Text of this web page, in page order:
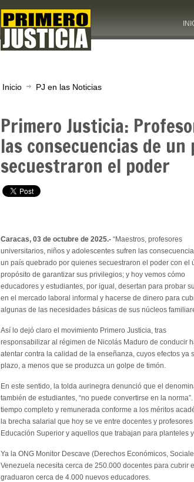
Inicio PJ en las Noticias
Primero Justicia:
las consecuencias de
secuestraron el poder
Caracas, 03 de octubre de 2025.- “Maestros, profesores
universitarios, niños y adolescentes sufren las
un país quebrado por quienes secuestraron el poder con el
propósito de garantizar sus privilegios; y hoy vemos cómo
educadores y estudiantes, por igual, desertan para probar
en el mercado laboral informal y hacerse de dinero para
algunas de las necesidades básicas de sus núcleos
Así lo dejó claro el movimiento Primero Justicia, tras
responsabilizar al régimen de Nicolás Maduro de conducir
atentar contra la calidad de la enseñanza, cuyos efectos
plazo, a menos que se produzca un golpe de timón.
En este sentido, la tolda aurinegra denunció que el
también de estudiantes, “no puede convertirse en la
tiempo completo y remunerada conforme a los méritos
la brecha salarial que hoy se ve entre docentes y
Educación Superior y aquellos que trabajan para planteles
Ya la ONG Monitor Descave (Derechos Económicos,
Venezuela necesita cerca de 250.000 docentes para cubrir
graduaron cerca de 4.000 nuevos educadores.